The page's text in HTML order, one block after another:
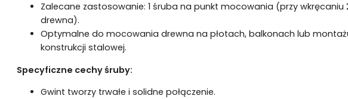
Zalecane zastosowanie: 1 śruba na punkt mocowania (przy
drewna).
Optymalne do mocowania drewna na płotach, balkonach lub
konstrukcji stalowej.
Specyficzne cechy śruby:
Gwint tworzy trwałe i solidne połączenie.